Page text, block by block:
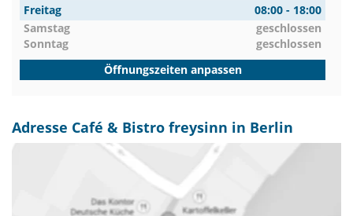
Freitag
08:00 - 18:00
Samstag
geschlossen
Sonntag
geschlossen
Öffnungszeiten anpassen
Adresse Café & Bistro freysinn in Berlin